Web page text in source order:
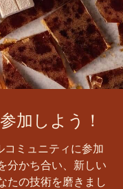
加しよう！
ミュニティに参加
分かち合い、新しい
たの技術を磨きまし